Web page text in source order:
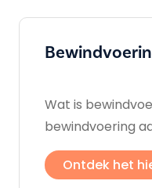
Wat is
bewindvoering
Ontdek het